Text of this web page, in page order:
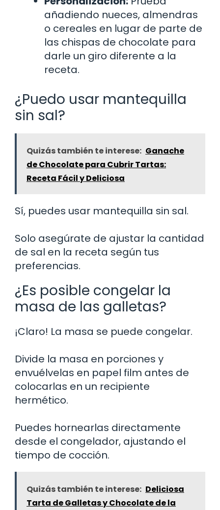
añadiendo nueces, almendras
o cereales en lugar de parte de
las chispas de chocolate para
darle un giro diferente a la
receta.
¿Puedo usar mantequilla
sin sal?
Quizás también te interese: Ganache
de Chocolate para Cubrir Tartas:
Receta Fácil y Deliciosa
Sí, puedes usar mantequilla sin sal.
Solo asegúrate de ajustar la cantidad
de sal en la receta según tus
preferencias.
¿Es posible congelar la
masa de las galletas?
¡Claro! La masa se puede congelar.
Divide la masa en porciones y
envuélvelas en papel film antes de
colocarlas en un recipiente
hermético.
Puedes hornearlas directamente
desde el congelador, ajustando el
tiempo de cocción.
Quizás también te interese: Deliciosa
Tarta de Galletas y Chocolate de la